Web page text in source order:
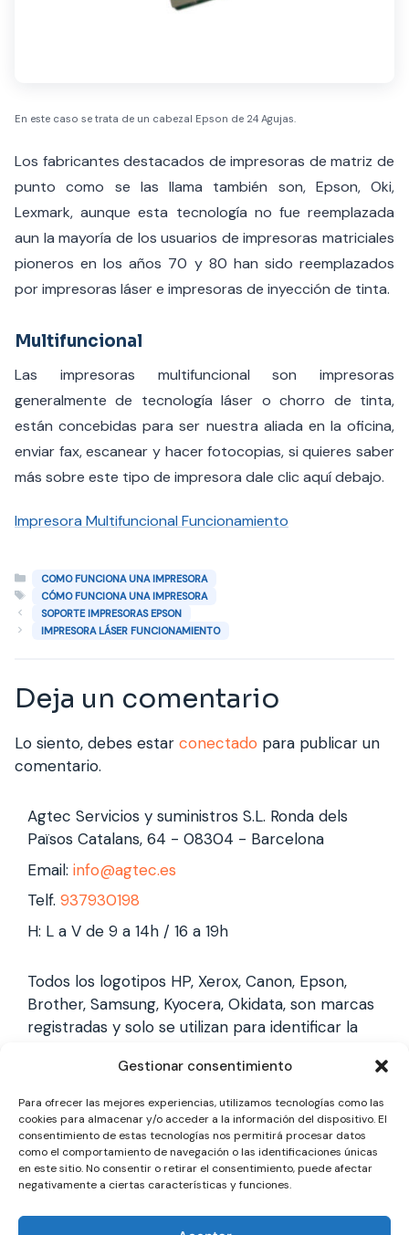
Gestionar consentimiento
Para ofrecer las mejores experiencias, utilizamos tecnologías como las
cookies para almacenar y/o acceder a la información del dispositivo. El
consentimiento de estas tecnologías nos permitirá procesar datos
como el comportamiento de navegación o las identificaciones únicas
en este sitio. No consentir o retirar el consentimiento, puede afectar
negativamente a ciertas características y funciones.
En este caso se trata de un cabezal Epson de 24 Agujas.
Los fabricantes destacados de impresoras de matriz de
punto como se las llama también son, Epson, Oki,
Lexmark, aunque esta tecnología no fue reemplazada
aun la mayoría de los usuarios de impresoras matriciales
pioneros en los años 70 y 80 han sido reemplazados
por impresoras láser e impresoras de inyección de tinta.
Multifuncional
Las impresoras multifuncional son impresoras
generalmente de tecnología láser o chorro de tinta,
están concebidas para ser nuestra aliada en la oficina,
enviar fax, escanear y hacer fotocopias, si quieres saber
más sobre este tipo de impresora dale clic aquí debajo.
Impresora Multifuncional Funcionamiento
Categorías
COMO FUNCIONA UNA IMPRESORA
Etiquetas
CÓMO FUNCIONA UNA IMPRESORA
SOPORTE IMPRESORAS EPSON
IMPRESORA LÁSER FUNCIONAMIENTO
Deja un comentario
Lo siento, debes estar conectado para publicar un
comentario.
Agtec Servicios y suministros S.L. Ronda dels
Països Catalans, 64 - 08304 - Barcelona
Email: info@agtec.es
Telf. 937930198
H: L a V de 9 a 14h / 16 a 19h
Todos los logotipos HP, Xerox, Canon, Epson,
Brother, Samsung, Kyocera, Okidata, son marcas
registradas y solo se utilizan para identificar la
marcas, y solo reparamos impresoras laser,
somos un servicio técnico especializado y
totalmente independiente.
Los logotipos y marcas son marcas registradas
identificarla, no gestionamos garantías oficiales,